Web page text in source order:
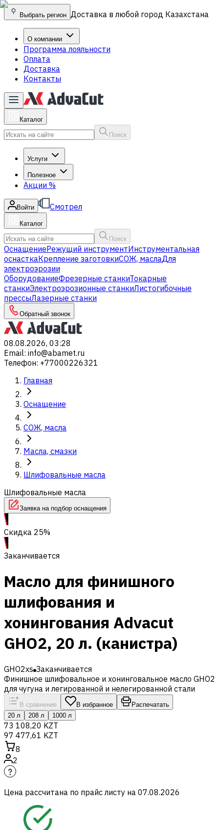
Выбрать регион Доставка в любой город Казахстана
О компании
Программа лояльности
Оплата
Доставка
Контакты
Каталог
Поиск
Услуги
Полезное
Акции %
Войти Смотрел
Каталог
Поиск
ОснащениеРежущий инструментИнструментальная
оснасткаКрепление заготовкиСОЖ, маслаДля
электроэрозии
ОборудованиеФрезерные станкиТокарные
станкиЭлектроэрозионные станкиЛистогибочные
прессыЛазерные станки
Обратный звонок
08.08.2026, 03:28
Email: info@abamet.ru
Телефон: +77000226321
Главная
Оснащение
СОЖ, масла
Масла, смазки
Шлифовальные масла
Шлифовальные масла
Заявка на подбор оснащения
Скидка 25%
Заканчивается
Масло для финишного
шлифования и
хонингования Advacut
GHO2, 20 л. (канистра)
GHO2xs Заканчивается
Финишное шлифовальное и хонинговальное масло GHO2
для чугуна и легированной и нелегированной стали
В сравнение В избранное
Распечатать
20 л
208 л 1000 л
73 108,20 KZT
97 477,61 KZT
8
2
Цена рассчитана по прайс листу на 07.08.2026